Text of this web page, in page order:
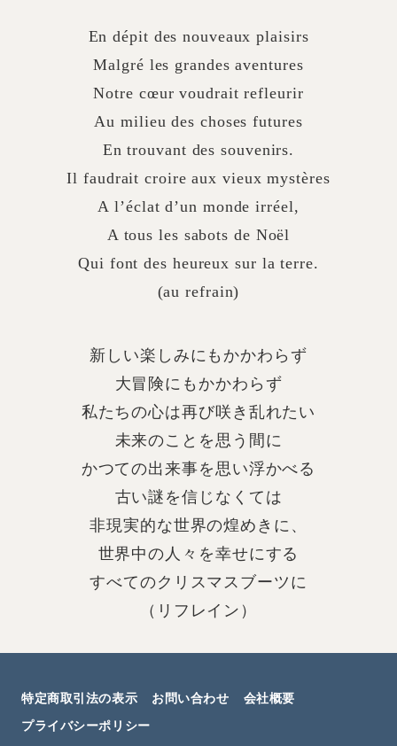
En dépit des nouveaux plaisirs
Malgré les grandes aventures
Notre cœur voudrait refleurir
Au milieu des choses futures
En trouvant des souvenirs.
Il faudrait croire aux vieux mystères
A l’éclat d’un monde irréel,
A tous les sabots de Noël
Qui font des heureux sur la terre.
(au refrain)
新しい楽しみにもかかわらず
大冒険にもかかわらず
私たちの心は再び咲き乱れたい
未来のことを思う間に
かつての出来事を思い浮かべる
古い謎を信じなくては
非現実的な世界の煌めきに、
世界中の人々を幸せにする
すべてのクリスマスブーツに
（リフレイン）
特定商取引法の表示 お問い合わせ
会社概要
プライバシーポリシー